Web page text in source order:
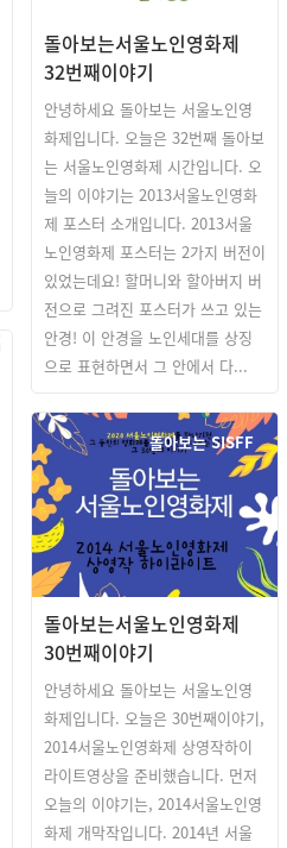
돌아보는서울노인영화제
32번째이야기
안녕하세요 돌아보는 서울노인영
화제입니다. 오늘은 32번째 돌아보
는 서울노인영화제 시간입니다. 오
늘의 이야기는 2013서울노인영화
제 포스터 소개입니다. 2013서울
노인영화제 포스터는 2가지 버전이
있었는데요! 할머니와 할아버지 버
전으로 그려진 포스터가 쓰고 있는
안경! 이 안경을 노인세대를 상징
으로 표현하면서 그 안에서 다...
돌아보는 SISFF
돌아보는서울노인영화제
30번째이야기
안녕하세요 돌아보는 서울노인영
화제입니다. 오늘은 30번째이야기,
2014서울노인영화제 상영작하이
라이트영상을 준비했습니다. 먼저
오늘의 이야기는, 2014서울노인영
화제 개막작입니다. 2014년 서울